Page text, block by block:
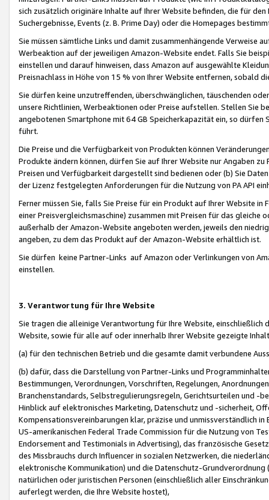
sich zusätzlich originäre Inhalte auf Ihrer Website befinden, die für
Suchergebnisse, Events (z. B. Prime Day) oder die Homepages
Sie müssen sämtliche Links und damit zusammenhängende
Werbeaktion auf der jeweiligen Amazon-Website endet. Falls Sie
einstellen und darauf hinweisen, dass Amazon auf ausgewählte
Preisnachlass in Höhe von 15 % von Ihrer Website entfernen, sobald
Sie dürfen keine unzutreffenden, überschwänglichen, täuschenden
unsere Richtlinien, Werbeaktionen oder Preise aufstellen. Stellen Sie
angebotenen Smartphone mit 64 GB Speicherkapazität ein, so dürfen
führt.
Die Preise und die Verfügbarkeit von Produkten können
Produkte ändern können, dürfen Sie auf Ihrer Website nur Angaben
Preisen und Verfügbarkeit dargestellt sind bedienen oder (b) Sie
der Lizenz festgelegten Anforderungen für die Nutzung von PA API
Ferner müssen Sie, falls Sie Preise für ein Produkt auf Ihrer Website
einer Preisvergleichsmaschine) zusammen mit Preisen für das
außerhalb der Amazon-Website angeboten werden, jeweils den
angeben, zu dem das Produkt auf der Amazon-Website erhältlich ist.
Sie dürfen keine Partner-Links auf Amazon oder Verlinkungen von
einstellen.
3. Verantwortung für Ihre Website
Sie tragen die alleinige Verantwortung für Ihre Website,
Website, sowie für alle auf oder innerhalb Ihrer Website gezeigte
(a) für den technischen Betrieb und die gesamte damit verbundene
(b) dafür, dass die Darstellung von Partner-Links und
Bestimmungen, Verordnungen, Vorschriften, Regelungen,
Branchenstandards, Selbstregulierungsregeln, Gerichtsurteilen und -
Hinblick auf elektronisches Marketing, Datenschutz und -sicherheit,
Kompensationsvereinbarungen klar, präzise und unmissverständlich
US-amerikanischen Federal Trade Commission für die Nutzung von
Endorsement and Testimonials in Advertising), das französische
des Missbrauchs durch Influencer in sozialen Netzwerken, die
elektronische Kommunikation) und die Datenschutz-
natürlichen oder juristischen Personen (einschließlich aller
auferlegt werden, die Ihre Website hostet),